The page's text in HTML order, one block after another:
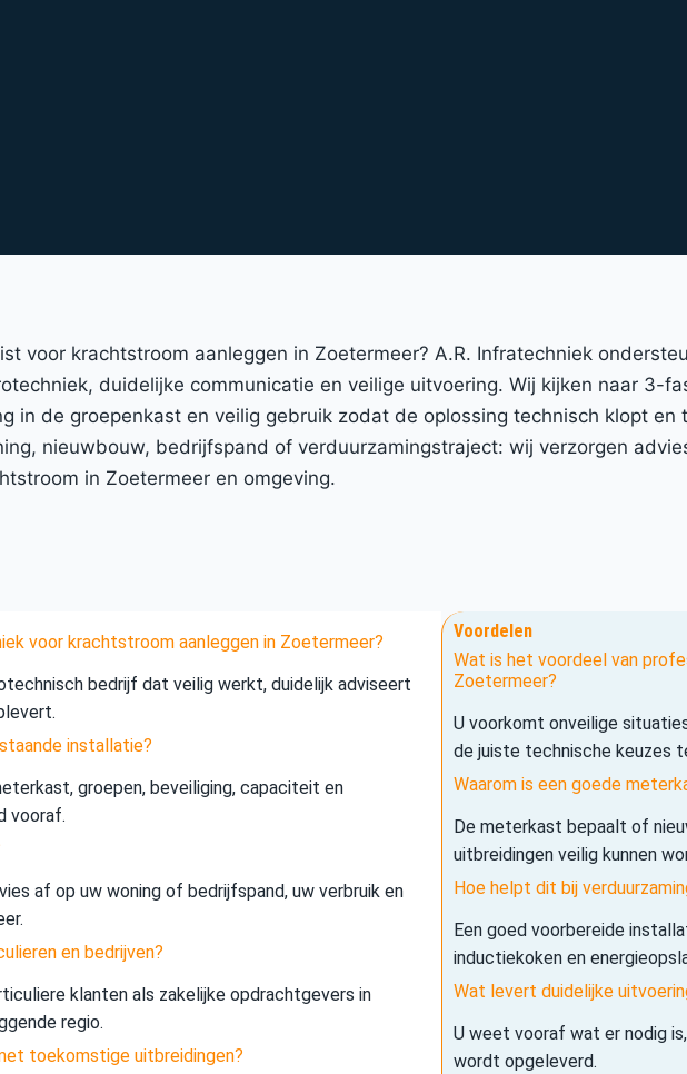
voor krachtstroom aanleggen in Zoetermeer? A.R. Infratechniek
duidelijke communicatie en veilige uitvoering. Wij kijken naar 3-
in de groepenkast en veilig gebruik zodat de oplossing technisch klopt
nieuwbouw, bedrijfspand of verduurzamingstraject: wij verzorgen
in Zoetermeer en omgeving.
voor krachtstroom aanleggen in Zoetermeer?
bedrijf dat veilig werkt, duidelijk adviseert
installatie?
groepen, beveiliging, capaciteit en
vooraf.
af op uw woning of bedrijfspand, uw verbruik en
en bedrijven?
klanten als zakelijke opdrachtgevers in
regio.
toekomstige uitbreidingen?
Voordelen
Wat is het voordeel van
Zoetermeer?
U voorkomt onveilige
de juiste technische keuzes
Waarom is een goede
De meterkast bepaalt of
uitbreidingen veilig kunnen
Hoe helpt dit bij
Een goed voorbereide
inductiekoken en
Wat levert duidelijke
U weet vooraf wat er nodig
wordt opgeleverd.